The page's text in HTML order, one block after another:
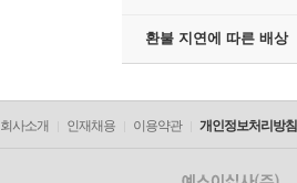
환불 지연에 따른 배상
회사소개 인재채용 이용약관 개인정보처리방침